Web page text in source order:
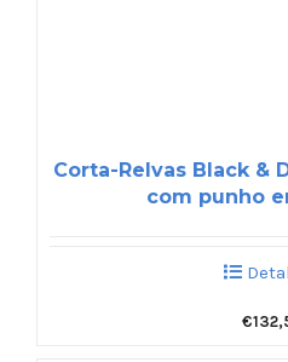
Corta-Relvas Black &
com punho
€